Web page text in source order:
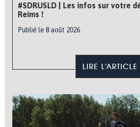
#SDRUSLD | Les infos sur votre
Reims !
Publié le 8 août 2026
LIRE L'ARTICLE